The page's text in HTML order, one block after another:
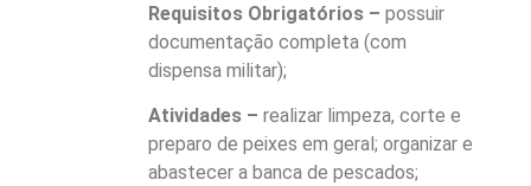
Requisitos Obrigatórios – possuir
documentação completa (com
dispensa militar);
Atividades – realizar limpeza, corte e
preparo de peixes em geral; organizar e
abastecer a banca de pescados;